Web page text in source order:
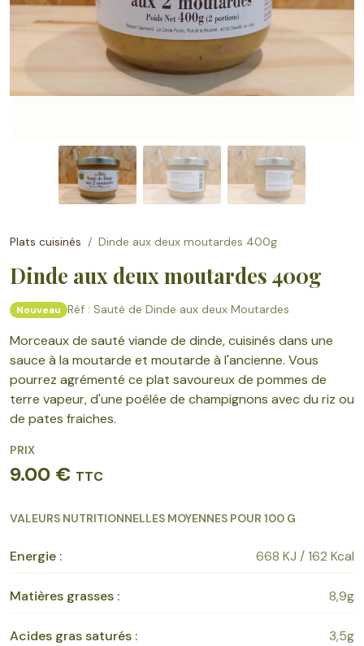
Plats cuisinés Dinde aux deux moutardes 400g
Dinde aux deux moutardes 400g
Nouveau Réf : Sauté de Dinde aux deux Moutardes
Morceaux de sauté viande de dinde, cuisinés dans une
sauce à la moutarde et moutarde à l'ancienne. Vous
pourrez agrémenté ce plat savoureux de pommes de
terre vapeur, d'une poêlée de champignons avec du riz ou
de pates fraiches.
PRIX
9.00 € TTC
VALEURS NUTRITIONNELLES MOYENNES POUR 100 G
Energie : 668 KJ / 162 Kcal
Matières grasses : 8,9g
Acides gras saturés : 3,5g